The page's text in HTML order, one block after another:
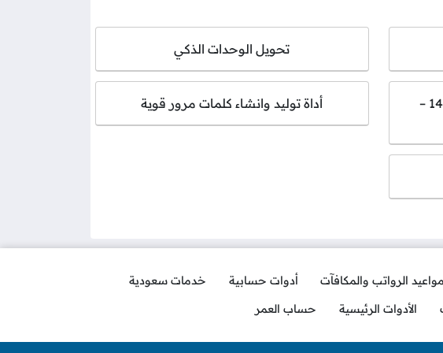
تحويل الوحدات الذكي
حساب عمر الطفل لدخول المدرسة 1447 –
أداة توليد وانشاء كلمات مرور قوية
مواعيد الرواتب والمكافآت أدوات حسابية
خدمات سعودية
الأدوات الرئيسية حساب العمر